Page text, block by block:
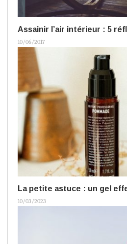
Assainir l’air intérieur : 5
10/06/2017
La petite astuce : un gel
10/03/2023